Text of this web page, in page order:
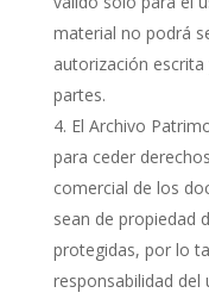
material no podrá
autorización
partes.
El Archivo
para ceder
comercial de los
sean de propiedad
protegidas, por lo
responsabilidad